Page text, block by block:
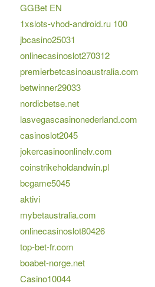
GGBet EN
1xslots-vhod-android.ru 100
jbcasino25031
onlinecasinoslot270312
premierbetcasinoaustralia.com
betwinner29033
nordicbetse.net
lasvegascasinonederland.com
casinoslot2045
jokercasinoonlinelv.com
coinstrikeholdandwin.pl
bcgame5045
aktivi
mybetaustralia.com
onlinecasinoslot80426
top-bet-fr.com
boabet-norge.net
Casino10044